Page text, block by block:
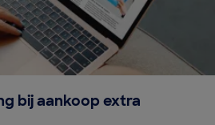
bij aankoop extra